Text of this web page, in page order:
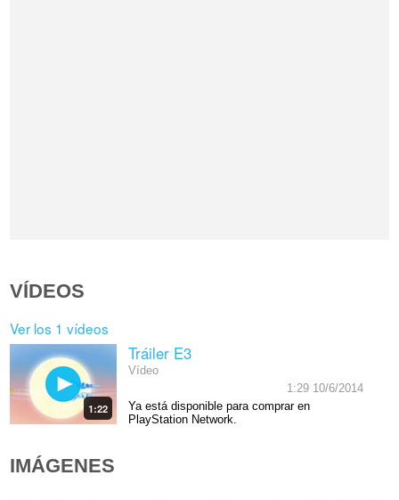
VÍDEOS
Ver los 1 vídeos
1:22
Tráiler E3
Vídeo
1:29 10/6/2014
Ya está disponible para comprar en
PlayStation Network.
IMÁGENES